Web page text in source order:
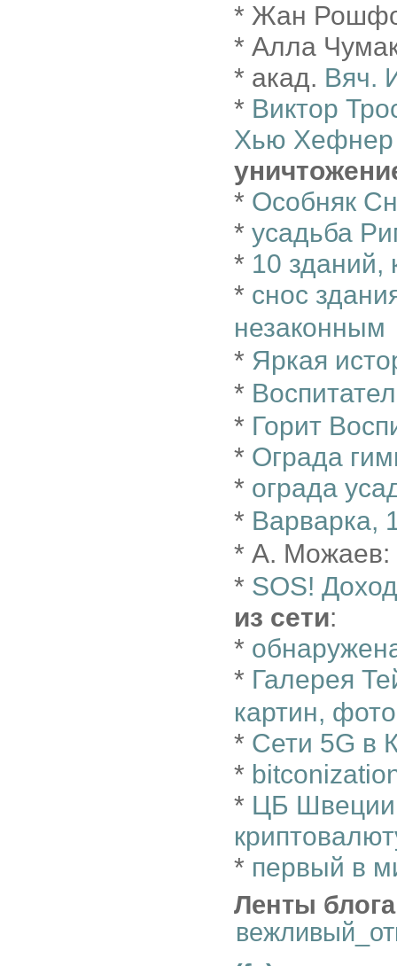
* Жан
* Алла
* акад. Вяч.
* Виктор
Хью Хефнер
* Особняк
* усадьба
* 10 зданий,
* снос
незаконным
* Яркая
*
* Горит
* Ограда
* ограда
* Варварка,
* А. Можаев:
* SOS!
из сети:
*
* Галерея
картин,
* Сети 5G в
*
* ЦБ Швеции
* первый в
Ленты